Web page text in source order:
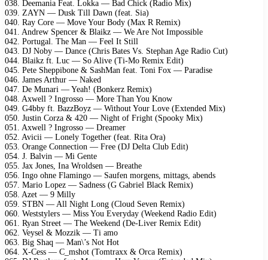
038. Deemania Feat. Lokka — Bad Chick (Radio Mix)
039. ZAYN — Dusk Till Dawn (feat. Sia)
040. Ray Core — Move Your Body (Max R Remix)
041. Andrew Spencer & Blaikz — We Are Not Impossible
042. Portugal. The Man — Feel It Still
043. DJ Noby — Dance (Chris Bates Vs. Stephan Age Radio Cut)
044. Blaikz ft. Luc — So Alive (Ti-Mo Remix Edit)
045. Pete Sheppibone & SashMan feat. Toni Fox — Paradise
046. James Arthur — Naked
047. De Munari — Yeah! (Bonkerz Remix)
048. Axwell ? Ingrosso — More Than You Know
049. G4bby ft. BazzBoyz — Without Your Love (Extended Mix)
050. Justin Corza & 420 — Night of Fright (Spooky Mix)
051. Axwell ? Ingrosso — Dreamer
052. Avicii — Lonely Together (feat. Rita Ora)
053. Orange Connection — Free (DJ Delta Club Edit)
054. J. Balvin — Mi Gente
055. Jax Jones, Ina Wroldsen — Breathe
056. Ingo ohne Flamingo — Saufen morgens, mittags, abends
057. Mario Lopez — Sadness (G Gabriel Black Remix)
058. Azet — 9 Milly
059. STBN — All Night Long (Cloud Seven Remix)
060. Weststylers — Miss You Everyday (Weekend Radio Edit)
061. Ryan Street — The Weekend (De-Liver Remix Edit)
062. Veysel & Mozzik — Ti amo
063. Big Shaq — Man\’s Not Hot
064. X-Cess — C_mshot (Tomtraxx & Orca Remix)